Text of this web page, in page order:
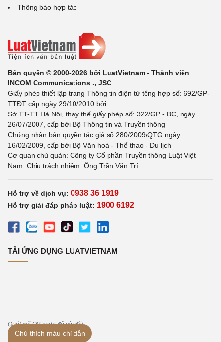
Thông báo hợp tác
Bản quyền © 2000-2026 bởi LuatVietnam - Thành viên
INCOM Communications ., JSC
Giấy phép thiết lập trang Thông tin điện tử tổng hợp số: 692/GP-
TTĐT cấp ngày 29/10/2010 bởi
Sở TT-TT Hà Nội, thay thế giấy phép số: 322/GP - BC, ngày
26/07/2007, cấp bởi Bộ Thông tin và Truyền thông
Chứng nhận bản quyền tác giả số 280/2009/QTG ngày
16/02/2009, cấp bởi Bộ Văn hoá - Thể thao - Du lịch
Cơ quan chủ quản: Công ty Cổ phần Truyền thông Luật Việt
Nam. Chịu trách nhiệm: Ông Trần Văn Trí
Hỗ trợ về dịch vụ: 0938 36 1919
Hỗ trợ giải đáp pháp luật: 1900 6192
TẢI ỨNG DỤNG LUATVIETNAM
Quét mã QR code để cài đặt
Chú thích màu chỉ dẫn